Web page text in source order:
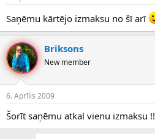
Saņēmu kārtējo izmaksu no šī arī
Briksons
New member
6. Aprīlis 2009
Šorīt saņēmu atkal vienu izmaksu !!